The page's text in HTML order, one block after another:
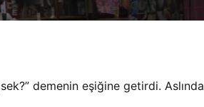
demenin eşiğine getirdi. Aslında